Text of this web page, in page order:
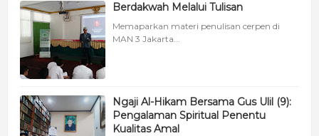
Berdakwah Melalui Tulisan
Memaparkan materi penulisan cerpen di
MAN 3 Jakarta...
Ngaji Al-Hikam Bersama Gus Ulil (9):
Pengalaman Spiritual Penentu
Kualitas Amal